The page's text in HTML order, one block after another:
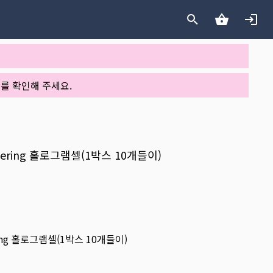
확인해 주세요.
홀로그램셸(1박스 10개들이)
홀로그램셸(1박스 10개들이)